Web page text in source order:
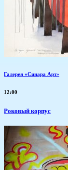
Галерея «Синара Арт»
12:00
Роковый корпус